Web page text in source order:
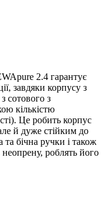
2.4 гарантує
завдяки корпусу з
сотового з
кількістю
Це робить корпус
й дуже стійким до
бічна ручки і також
неопрену, роблять його